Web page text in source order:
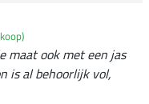
maat ook met een jas
is al behoorlijk vol,